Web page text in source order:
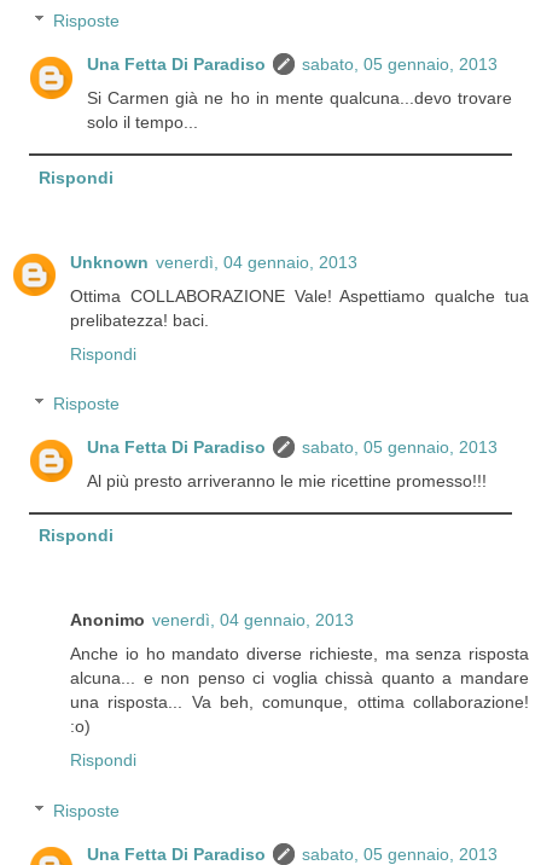
Risposte
Una Fetta Di Paradiso
sabato, 05 gennaio, 2013
Si Carmen già ne ho in mente qualcuna...devo trovare
solo il tempo...
Rispondi
Unknown venerdì, 04 gennaio, 2013
Ottima COLLABORAZIONE Vale! Aspettiamo qualche tua
prelibatezza! baci.
Rispondi
Risposte
Una Fetta Di Paradiso
sabato, 05 gennaio, 2013
Al più presto arriveranno le mie ricettine promesso!!!
Rispondi
Anonimo venerdì, 04 gennaio, 2013
Anche io ho mandato diverse richieste, ma senza risposta
alcuna... e non penso ci voglia chissà quanto a mandare
una risposta... Va beh, comunque, ottima collaborazione!
:o)
Rispondi
Risposte
Una Fetta Di Paradiso
sabato, 05 gennaio, 2013